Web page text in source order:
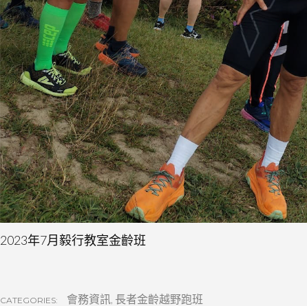
2023年7月毅行教室金齡班
CATEGORIES: 會務資訊, 長者金齡越野跑班